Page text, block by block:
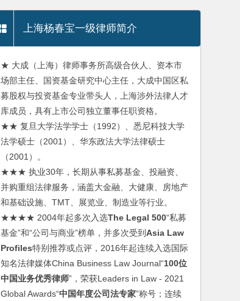
上海杨春宝一级律师简介
★ 大成（上海）律师事务所高级合伙人、资本市
场部主任、国资基金研究中心主任，大成中国区私
募股权与投资基金专业带头人，上海涉外法律人才
库成员，具有上市公司独立董事任职资格。
★★ 复旦大学法学学士（1992）、悉尼科技大学
法学硕士（2001）、华东政法大学法律硕士
（2001）。
★★★ 执业30年，长期从事私募基金、投融资、
并购重组法律服务，涵盖大金融、大健康、房地产
和基础设施、TMT、展览业、制造业等行业。
★★★★ 2004年起多次入选The Legal 500“私募
基金”和“公司与商业”榜单，并多次受到Asia Law
Profiles特别推荐或点评，2016年起连续入选国际
知名法律媒体China Business Law Journal“100位
中国业务优秀律师”，荣获Leaders in Law - 2021
Global Awards“中国年度公司法专家”称号；连续